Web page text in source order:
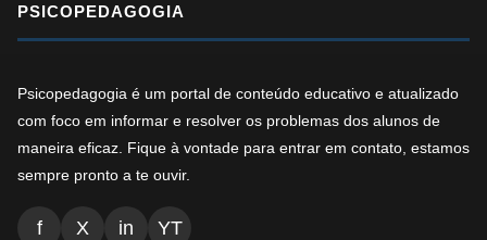
PSICOPEDAGOGIA
Psicopedagogia é um portal de conteúdo educativo e atualizado
com foco em informar e resolver os problemas dos alunos de
maneira eficaz. Fique à vontade para entrar em contato, estamos
sempre pronto a te ouvir.
f X in YT